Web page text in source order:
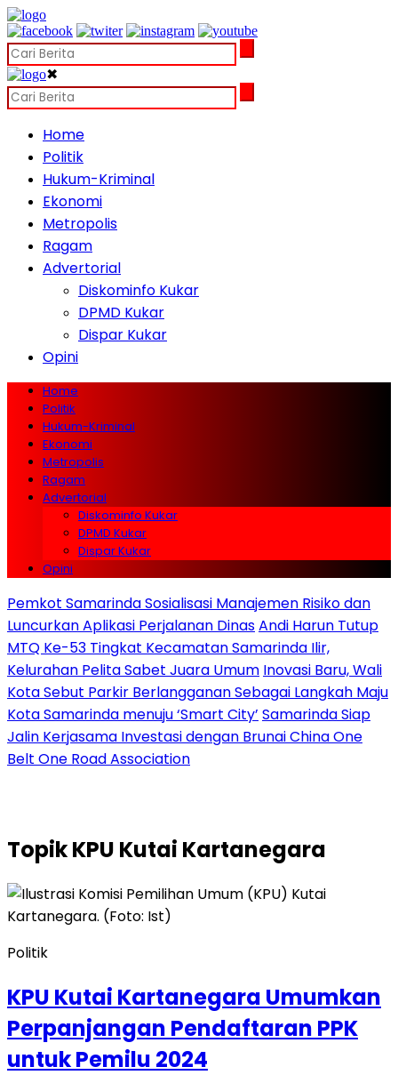
✖
Home
Politik
Hukum-Kriminal
Ekonomi
Metropolis
Ragam
Advertorial
Diskominfo Kukar
DPMD Kukar
Dispar Kukar
Opini
Home
Politik
Hukum-Kriminal
Ekonomi
Metropolis
Ragam
Advertorial
Diskominfo Kukar
DPMD Kukar
Dispar Kukar
Opini
Pemkot Samarinda Sosialisasi Manajemen Risiko dan
Luncurkan Aplikasi Perjalanan DinasAndi Harun Tutup
MTQ Ke-53 Tingkat Kecamatan Samarinda Ilir,
Kelurahan Pelita Sabet Juara Umum Inovasi Baru, Wali
Kota Sebut Parkir Berlangganan Sebagai Langkah Maju
Kota Samarinda menuju ‘Smart City’ Samarinda Siap
Jalin Kerjasama Investasi dengan Brunai China One
Belt One Road Association
TopikKPU Kutai Kartanegara
Politik
KPU Kutai Kartanegara Umumkan
Perpanjangan Pendaftaran PPK
untuk Pemilu 2024